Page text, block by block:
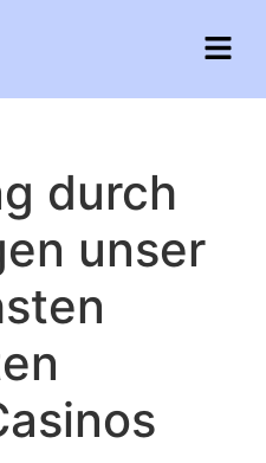
durch
unser